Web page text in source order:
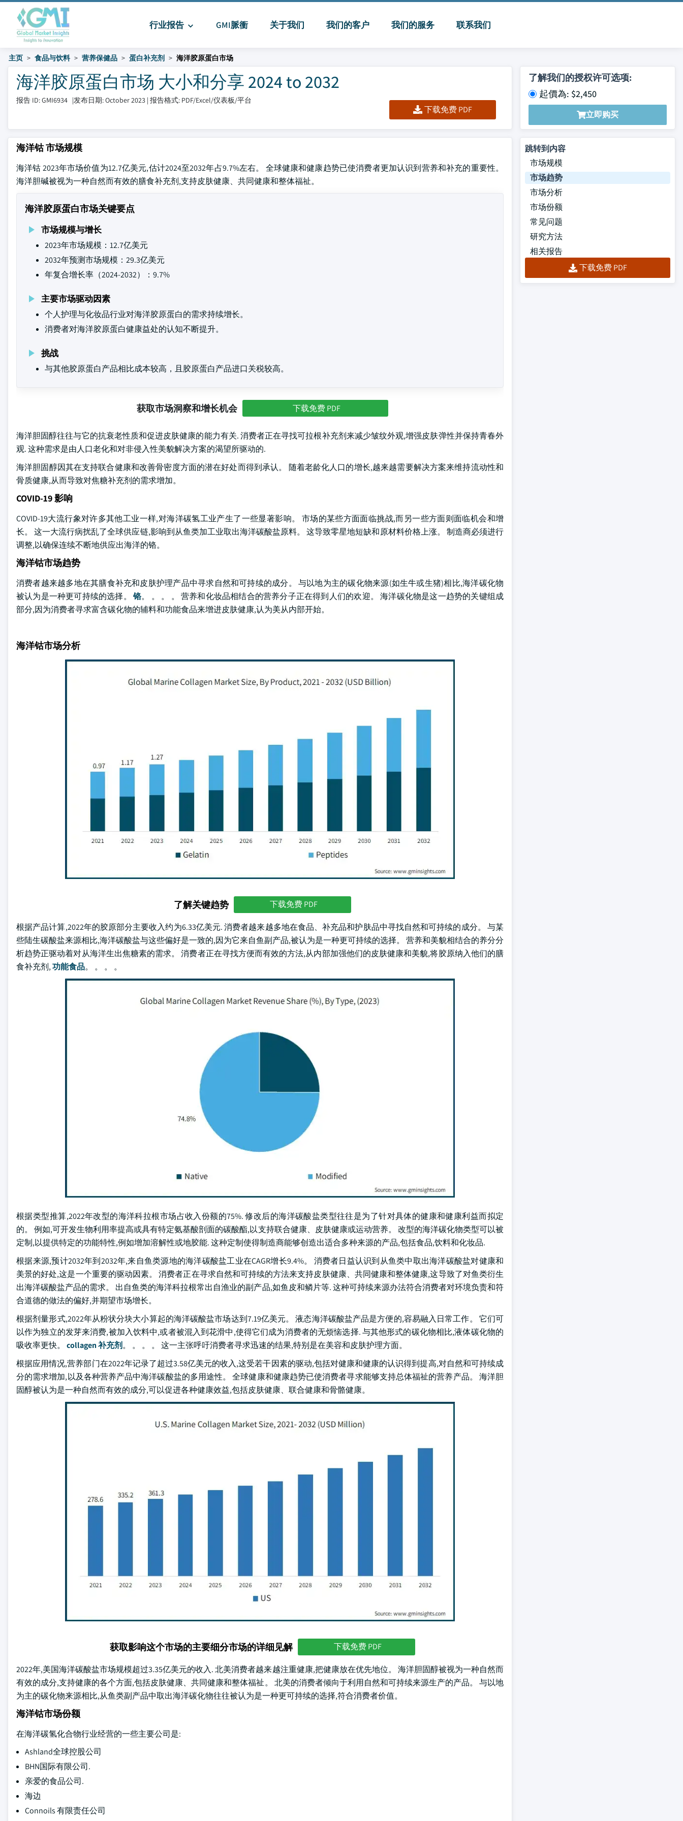
行业报告 GMI脈衝 关于我们 我们的客户 我们的服务 联系我们
主页 食品与饮料 营养保健品 蛋白补充剂 海洋胶原蛋白市场
海洋胶原蛋白市场 大小和分享 2024 to 2032
报告 ID: GMI6934 |发布日期: October 2023 | 报告格式: PDF/Excel/仪表板/平台
下载免费 PDF
了解我们的授权许可选项:
起價為: $2,450
立即购买
海洋钴 市场规模
海洋钴 2023年市场价值为12.7亿美元,估计2024至2032年占9.7%左右。 全球健康和健康趋势已使消费者更加认识到营养和补充的重要性。
海洋胆碱被视为一种自然而有效的膳食补充剂,支持皮肤健康、共同健康和整体福祉。
海洋胶原蛋白市场关键要点
市场规模与增长
2023年市场规模：12.7亿美元
2032年预测市场规模：29.3亿美元
年复合增长率（2024-2032）：9.7%
主要市场驱动因素
个人护理与化妆品行业对海洋胶原蛋白的需求持续增长。
消费者对海洋胶原蛋白健康益处的认知不断提升。
挑战
与其他胶原蛋白产品相比成本较高，且胶原蛋白产品进口关税较高。
获取市场洞察和增长机会 下载免费 PDF
海洋胆固醇往往与它的抗衰老性质和促进皮肤健康的能力有关. 消费者正在寻找可拉根补充剂来减少皱纹外观,增强皮肤弹性并保持青春外
观. 这种需求是由人口老化和对非侵入性美貌解决方案的渴望所驱动的.
海洋胆固醇因其在支持联合健康和改善骨密度方面的潜在好处而得到承认。 随着老龄化人口的增长,越来越需要解决方案来维持流动性和
骨质健康,从而导致对焦糖补充剂的需求增加。
COVID-19 影响
COVID-19大流行象对许多其他工业一样,对海洋碳氢工业产生了一些显著影响。 市场的某些方面面临挑战,而另一些方面则面临机会和增
长。 这一大流行病扰乱了全球供应链,影响到从鱼类加工业取出海洋碳酸盐原料。 这导致零星地短缺和原材料价格上涨。 制造商必须进行
调整,以确保连续不断地供应出海洋的铬。
海洋钴市场趋势
消费者越来越多地在其膳食补充和皮肤护理产品中寻求自然和可持续的成分。 与以地为主的碳化物来源(如生牛或生猪)相比,海洋碳化物
被认为是一种更可持续的选择。铬。 。 。 。 营养和化妆品相结合的营养分子正在得到人们的欢迎。 海洋碳化物是这一趋势的关键组成
部分,因为消费者寻求富含碳化物的辅料和功能食品来增进皮肤健康,认为美从内部开始。
海洋钴市场分析
了解关键趋势 下载免费 PDF
根据产品计算,2022年的胶原部分主要收入约为6.33亿美元. 消费者越来越多地在食品、补充品和护肤品中寻找自然和可持续的成分。 与某
些陆生碳酸盐来源相比,海洋碳酸盐与这些偏好是一致的,因为它来自鱼副产品,被认为是一种更可持续的选择。 营养和美貌相结合的养分分
析趋势正驱动着对从海洋生出焦糖素的需求。 消费者正在寻找方便而有效的方法,从内部加强他们的皮肤健康和美貌,将胶原纳入他们的膳
食补充剂,功能食品。 。 。 。
根据类型推算,2022年改型的海洋科拉根市场占收入份额的75%. 修改后的海洋碳酸盐类型往往是为了针对具体的健康和健康利益而拟定
的。 例如,可开发生物利用率提高或具有特定氨基酸剖面的碳酸酯,以支持联合健康、皮肤健康或运动营养。 改型的海洋碳化物类型可以被
定制,以提供特定的功能特性,例如增加溶解性或地胶能. 这种定制使得制造商能够创造出适合多种来源的产品,包括食品,饮料和化妆品.
根据来源,预计2032年到2032年,来自鱼类源地的海洋碳酸盐工业在CAGR增长9.4%。 消费者日益认识到从鱼类中取出海洋碳酸盐对健康和
美景的好处,这是一个重要的驱动因素。 消费者正在寻求自然和可持续的方法来支持皮肤健康、共同健康和整体健康,这导致了对鱼类衍生
出海洋碳酸盐产品的需求。 出自鱼类的海洋科拉根常出自渔业的副产品,如鱼皮和鳞片等. 这种可持续来源办法符合消费者对环境负责和符
合道德的做法的偏好,并期望市场增长。
根据剂量形式,2022年从粉状分块大小算起的海洋碳酸盐市场达到7.19亿美元。 液态海洋碳酸盐产品是方便的,容易融入日常工作。 它们可
以作为独立的发芽来消费,被加入饮料中,或者被混入到花滑中,使得它们成为消费者的无烦恼选择. 与其他形式的碳化物相比,液体碳化物的
吸收率更快。 collagen 补充剂。 。 。 。 这一主张呼吁消费者寻求迅速的结果,特别是在美容和皮肤护理方面。
根据应用情况,营养部门在2022年记录了超过3.58亿美元的收入,这受若干因素的驱动,包括对健康和健康的认识得到提高,对自然和可持续成
分的需求增加,以及各种营养产品中海洋碳酸盐的多用途性。 全球健康和健康趋势已使消费者寻求能够支持总体福祉的营养产品。 海洋胆
固醇被认为是一种自然而有效的成分,可以促进各种健康效益,包括皮肤健康、联合健康和骨骼健康。
获取影响这个市场的主要细分市场的详细见解 下载免费 PDF
2022年,美国海洋碳酸盐市场规模超过3.35亿美元的收入. 北美消费者越来越注重健康,把健康放在优先地位。 海洋胆固醇被视为一种自然而
有效的成分,支持健康的各个方面,包括皮肤健康、共同健康和整体福祉。 北美的消费者倾向于利用自然和可持续来源生产的产品。 与以地
为主的碳化物来源相比,从鱼类副产品中取出海洋碳化物往往被认为是一种更可持续的选择,符合消费者价值。
海洋钴市场份额
在海洋碳氢化合物行业经营的一些主要公司是:
Ashland全球控股公司
BHN国际有限公司.
亲爱的食品公司.
海边
Connoils 有限责任公司
跳转到内容
市场规模
市场趋势
市场分析
市场份额
常见问题
研究方法
相关报告
下载免费 PDF